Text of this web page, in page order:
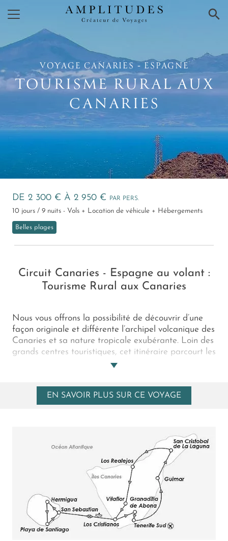
×
VOYAGE CANARIES ‑ ESPAGNE
TOURISME RURAL AUX
CANARIES
DE 2 300 € À 2 950 € PAR PERS.
10 jours / 9 nuits - Vols + Location de véhicule + Hébergements
Belles plages
Circuit Canaries - Espagne au volant :
Tourisme Rural aux Canaries
Nous vous offrons la possibilité de découvrir d’une
façon originale et différente l’archipel volcanique des
Canaries et sa nature tropicale exubérante. Loin des
grands centres touristiques, cet itinéraire parcourt les
plus beaux sites naturels de Tenerife et la Gomera et
d’exception. De courtes distances quotidiennes
laissent tout loisir à de vivifiantes randonnées
EN SAVOIR PLUS SUR CE VOYAGE